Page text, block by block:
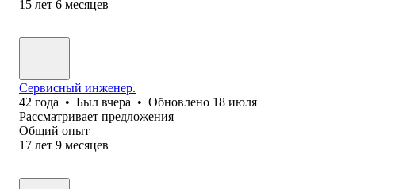
15 лет 6 месяцев
Сервисный инженер.
42 года • Был вчера • Обновлено 18 июля
Рассматривает предложения
Общий опыт
17 лет 9 месяцев